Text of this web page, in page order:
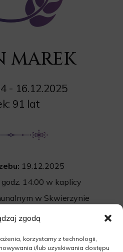
zgodą
korzystamy z technologii,
i/lub uzyskiwania dostępu
MAREK
- 16.12.2025
91 lat
19.12.2025
godz. 14:00 w kaplicy
w Skwierzynie
pogrzebowa
(cmentarz